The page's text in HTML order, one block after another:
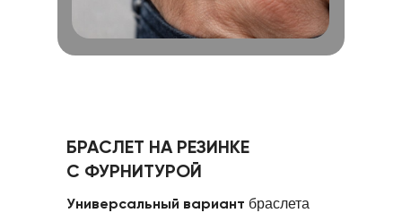
Универсальный вариант браслета
БРАСЛЕТ НА РЕЗИНКЕ
С ФУРНИТУРОЙ